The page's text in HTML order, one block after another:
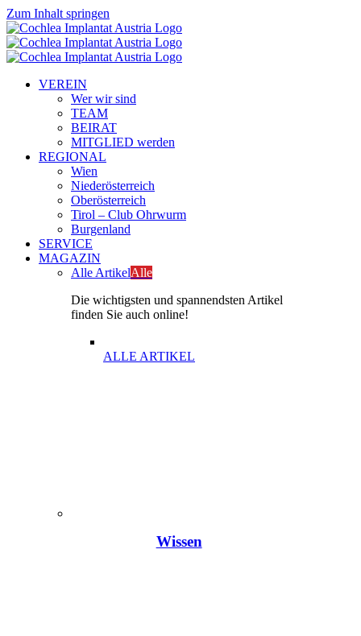
Zum Inhalt springen
VEREIN
Wer wir sind
TEAM
BEIRAT
MITGLIED werden
REGIONAL
Wien
Niederösterreich
Oberösterreich
Tirol – Club Ohrwurm
Burgenland
SERVICE
MAGAZIN
Alle ArtikelAlle
Die wichtigsten und spannendsten Artikel
finden Sie auch online!
ALLE ARTIKEL
Wissen